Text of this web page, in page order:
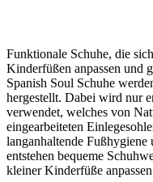
Funktionale Schuhe, die
Kinderfüßen anpassen und
Spanish Soul Schuhe
hergestellt. Dabei wird nur
verwendet, welches von
eingearbeiteten
langanhaltende
entstehen bequeme
kleiner Kinderfüße